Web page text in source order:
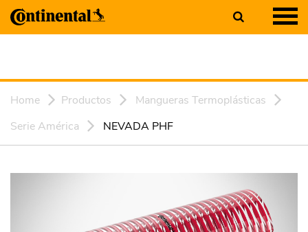
Home Productos
Mangueras Termoplásticas
Serie América
NEVADA PHF